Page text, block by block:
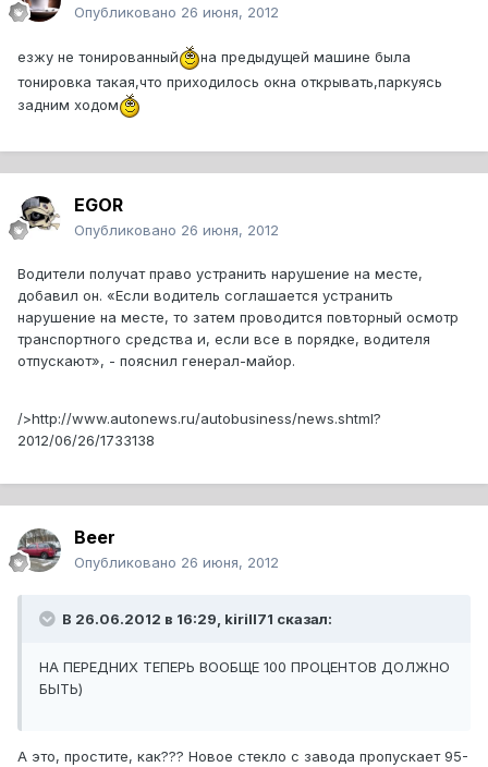
Опубликовано 26 июня, 2012
езжу не тонированный
на предыдущей машине была
тонировка такая,что приходилось окна открывать,паркуясь
задним ходом
EGOR
Опубликовано 26 июня, 2012
Водители получат право устранить нарушение на месте,
добавил он. «Если водитель соглашается устранить
нарушение на месте, то затем проводится повторный осмотр
транспортного средства и, если все в порядке, водителя
отпускают», - пояснил генерал-майор.
/>http://www.autonews.ru/autobusiness/news.shtml?
2012/06/26/1733138
Beer
Опубликовано 26 июня, 2012
В 26.06.2012 в 16:29, kirill71 сказал:
НА ПЕРЕДНИХ ТЕПЕРЬ ВООБЩЕ 100 ПРОЦЕНТОВ ДОЛЖНО
БЫТЬ)
А это, простите, как??? Новое стекло с завода пропускает 95-